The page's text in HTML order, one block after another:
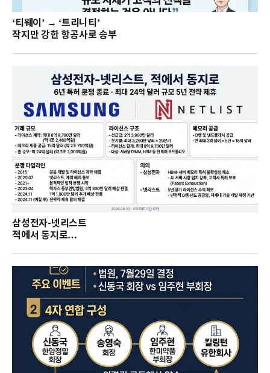
‘티웨이’ → ‘트리니티’
작지만 강한 항공사로 승부
삼성전자-넷리스트
적에서 동지로…